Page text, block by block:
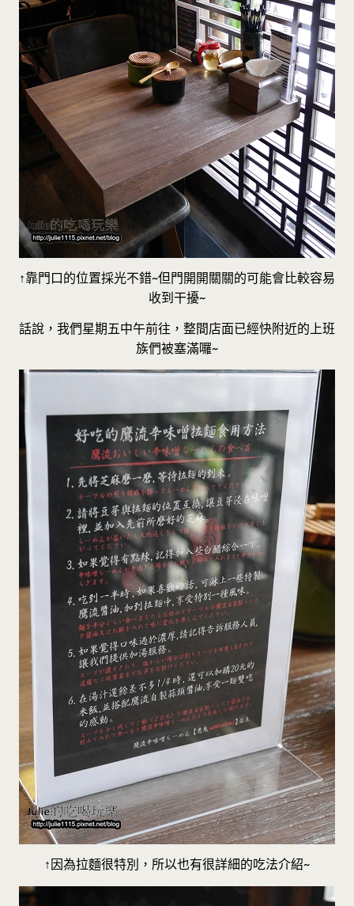
↑靠門口的位置採光不錯~但門開開關關的可能會比較容易
收到干擾~
話說，我們星期五中午前往，整間店面已經快附近的上班
族們被塞滿囉~
↑因為拉麵很特別，所以也有很詳細的吃法介紹~